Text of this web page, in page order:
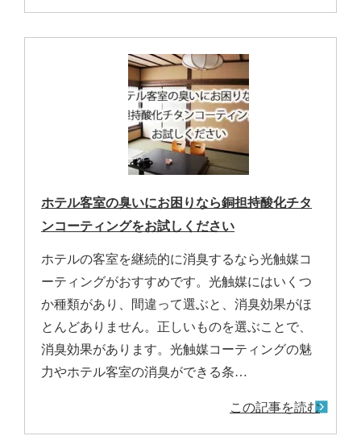
ホテル客室の臭いにお困りなら銅担持酸化チタ
ンコーティングをお試しください
ホテルの客室を継続的に消臭するなら光触媒コ
ーティングがおすすめです。光触媒にはいくつ
か種類があり、間違って選ぶと、消臭効果がほ
とんどありません。正しいものを選ぶことで、
消臭効果があります。光触媒コーティングの魅
力やホテル客室の消臭ができる条…
この記事を読む